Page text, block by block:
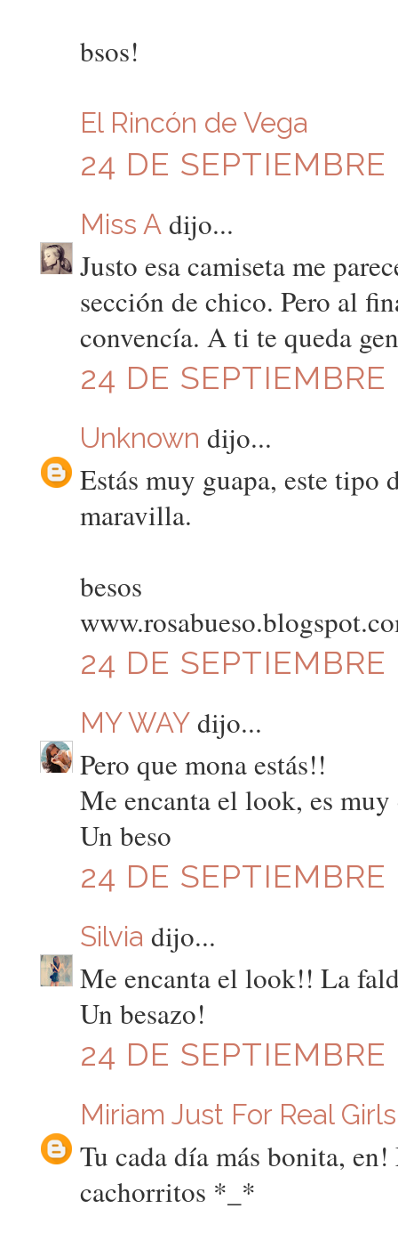
bsos!
El Rincón de Vega
24 DE SEPTIEMBRE
Miss Adijo...
Justo esa camiseta me
sección de chico. Pero al
convencía. A ti te queda
24 DE
Unknown dijo...
Estás muy guapa, este tipo
maravilla.
besos
24 DE
MY WAYdijo...
Pero que mona estás!!
Me encanta el look, es
Un beso
24 DE
Silvia dijo...
Me encanta el look!! La
Un besazo!
24 DE
Miriam Just For Real Girls
Tu cada día más bonita,
cachorritos *_*